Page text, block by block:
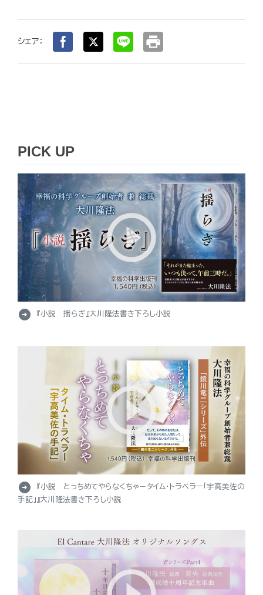
シェア： print
PICK UP
arrow_circle_right 『小説 揺らぎ』大川隆法書き下ろし小説
arrow_circle_right
『小説 とっちめてやらなくちゃ－タイム・トラベラー「宇高美佐の
手記」』大川隆法書き下ろし小説